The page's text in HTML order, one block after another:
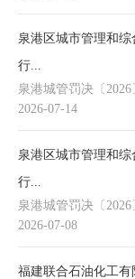
泉港区城市管理和综
行...
泉港城管罚决〔2026
2026-07-14
泉港区城市管理和综
行...
泉港城管罚决〔2026
2026-07-08
福建联合石油化工有